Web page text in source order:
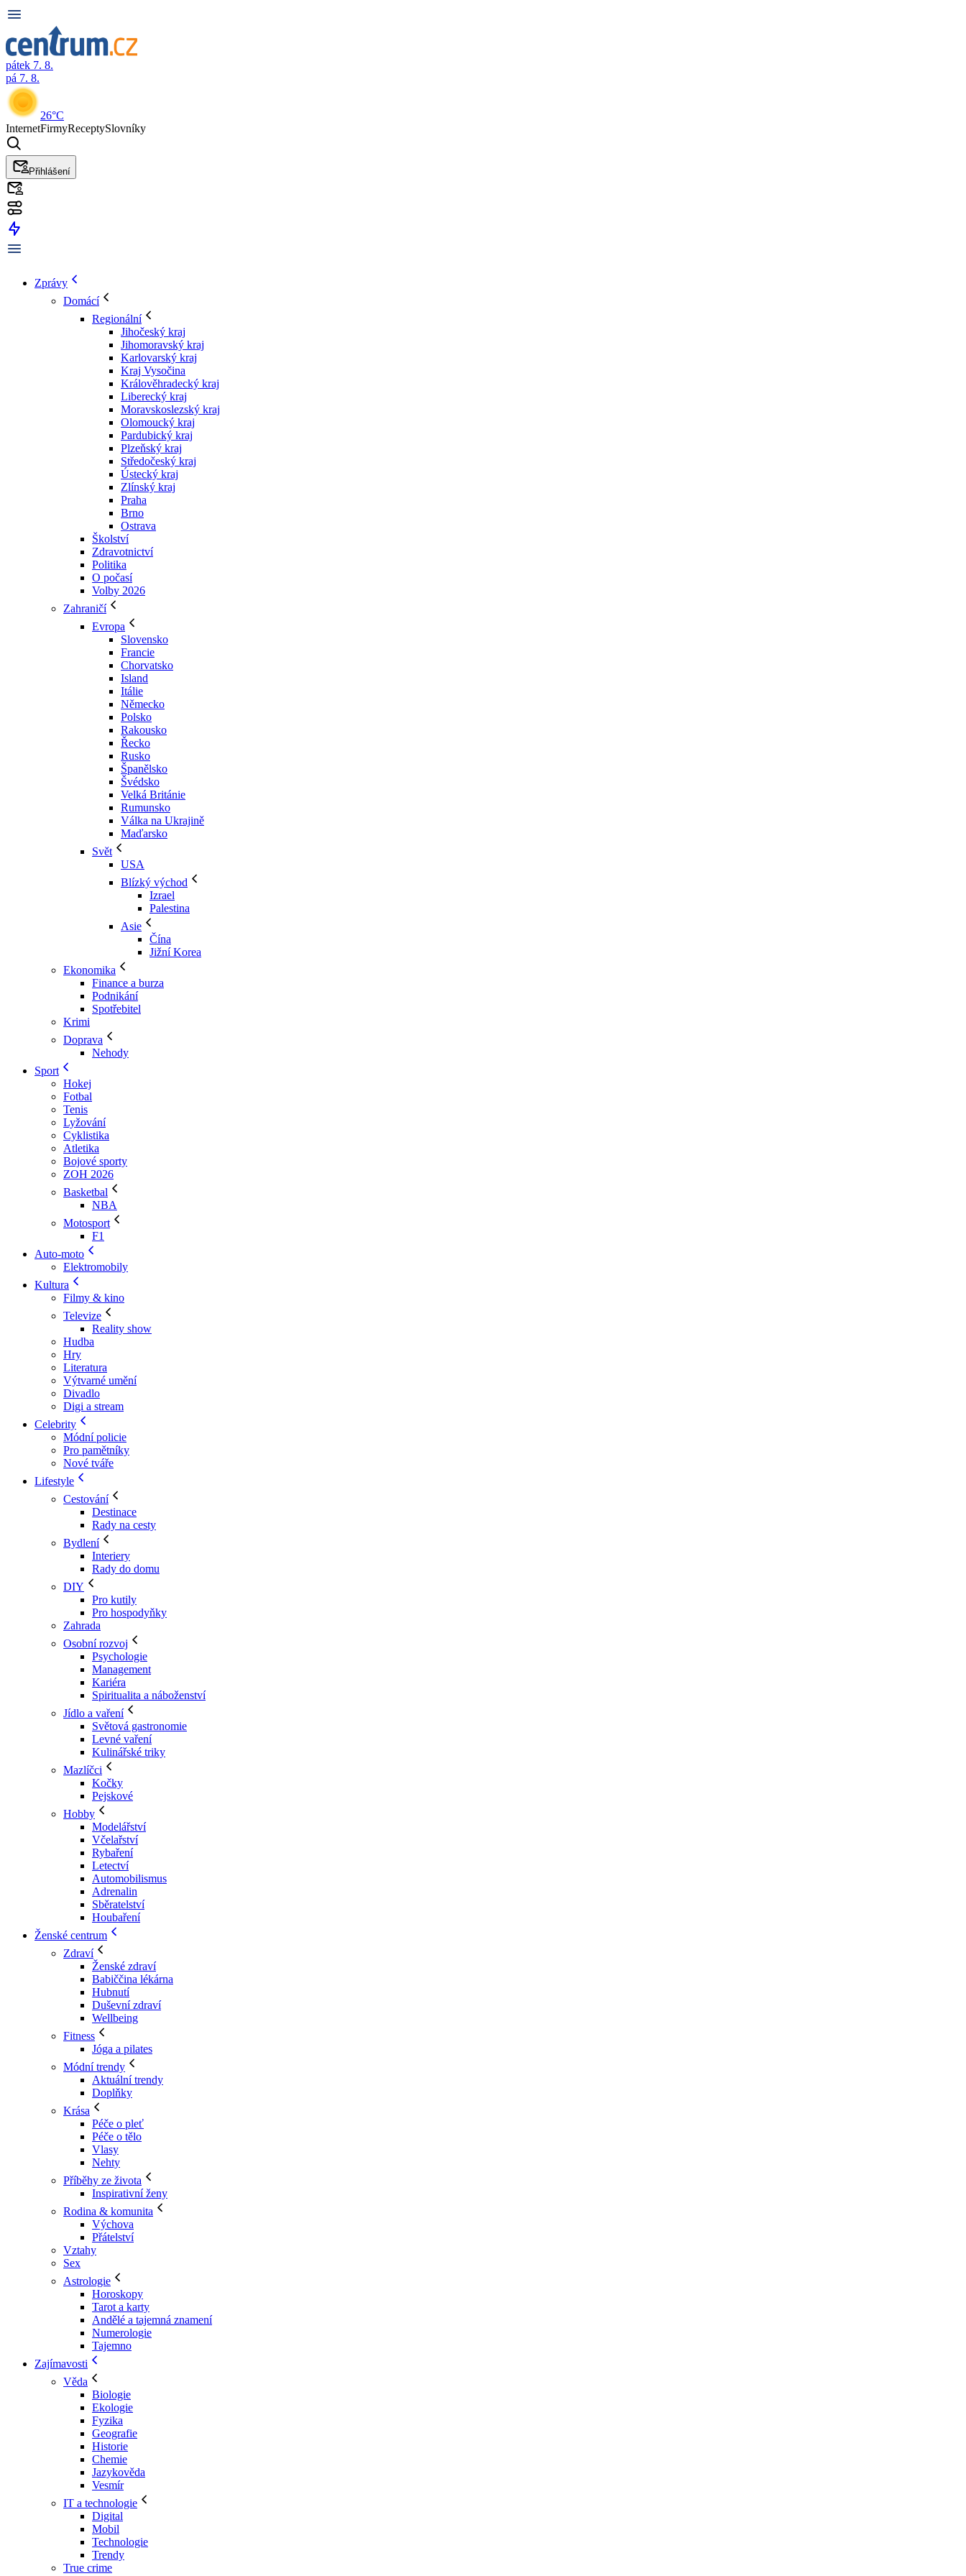
pátek 7. 8.
pá 7. 8.
26°C
InternetFirmyReceptySlovníky
Přihlášení
Zprávy
Domácí
Regionální
Jihočeský kraj
Jihomoravský kraj
Karlovarský kraj
Kraj Vysočina
Králověhradecký kraj
Liberecký kraj
Moravskoslezský kraj
Olomoucký kraj
Pardubický kraj
Plzeňský kraj
Středočeský kraj
Ústecký kraj
Zlínský kraj
Praha
Brno
Ostrava
Školství
Zdravotnictví
Politika
O počasí
Volby 2026
Zahraničí
Evropa
Slovensko
Francie
Chorvatsko
Island
Itálie
Německo
Polsko
Rakousko
Řecko
Rusko
Španělsko
Švédsko
Velká Británie
Rumunsko
Válka na Ukrajině
Maďarsko
Svět
USA
Blízký východ
Izrael
Palestina
Asie
Čína
Jižní Korea
Ekonomika
Finance a burza
Podnikání
Spotřebitel
Krimi
Doprava
Nehody
Sport
Hokej
Fotbal
Tenis
Lyžování
Cyklistika
Atletika
Bojové sporty
ZOH 2026
Basketbal
NBA
Motosport
F1
Auto-moto
Elektromobily
Kultura
Filmy & kino
Televize
Reality show
Hudba
Hry
Literatura
Výtvarné umění
Divadlo
Digi a stream
Celebrity
Módní policie
Pro pamětníky
Nové tváře
Lifestyle
Cestování
Destinace
Rady na cesty
Bydlení
Interiery
Rady do domu
DIY
Pro kutily
Pro hospodyňky
Zahrada
Osobní rozvoj
Psychologie
Management
Kariéra
Spiritualita a náboženství
Jídlo a vaření
Světová gastronomie
Levné vaření
Kulinářské triky
Mazlíčci
Kočky
Pejskové
Hobby
Modelářství
Včelařství
Rybaření
Letectví
Automobilismus
Adrenalin
Sběratelství
Houbaření
Ženské centrum
Zdraví
Ženské zdraví
Babiččina lékárna
Hubnutí
Duševní zdraví
Wellbeing
Fitness
Jóga a pilates
Módní trendy
Aktuální trendy
Doplňky
Krása
Péče o pleť
Péče o tělo
Vlasy
Nehty
Příběhy ze života
Inspirativní ženy
Rodina & komunita
Výchova
Přátelství
Vztahy
Sex
Astrologie
Horoskopy
Tarot a karty
Andělé a tajemná znamení
Numerologie
Tajemno
Zajímavosti
Věda
Biologie
Ekologie
Fyzika
Geografie
Historie
Chemie
Jazykověda
Vesmír
IT a technologie
Digital
Mobil
Technologie
Trendy
True crime